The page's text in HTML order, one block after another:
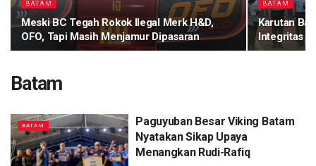
BATAM
Meski BC Tegah Rokok Ilegal Merk H&D,
OFO, Tapi Masih Menjamur Dipasaran
BATAM
Karutan
Integritas
Batam
BATAM
Paguyuban Besar Viking Batam
Nyatakan Sikap Upaya
Menangkan Rudi-Rafiq